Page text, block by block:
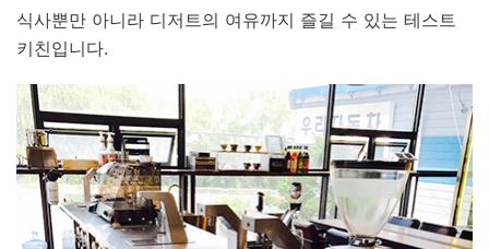
식사뿐만 아니라 디저트의 여유까지 즐길 수 있는 테스트
키친입니다.